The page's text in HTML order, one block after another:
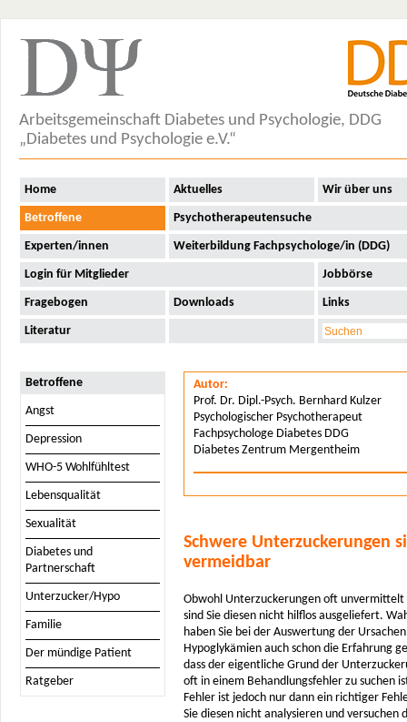
Arbeitsgemeinschaft Diabetes und Psychologie, DDG
„Diabetes und Psychologie e.V.“
Home Aktuelles Wir über uns
Betroffene Psychotherapeutensuche
Experten/innen Weiterbildung Fachpsychologe/in (DDG)
Login für Mitglieder Jobbörse
Fragebogen Downloads Links
Literatur
Betroffene
Angst
Depression
WHO-5 Wohlfühltest
Lebensqualität
Sexualität
Diabetes und
Partnerschaft
Unterzucker/Hypo
Familie
Der mündige Patient
Ratgeber
Autor:
Prof. Dr. Dipl.-Psych. Bernhard Kulzer
Psychologischer Psychotherapeut
Fachpsychologe Diabetes DDG
Diabetes Zentrum Mergentheim
Schwere Unterzuckerungen
vermeidbar
Obwohl Unterzuckerungen oft
sind Sie diesen nicht hilflos ausgeliefert.
haben Sie bei der Auswertung der
Hypoglykämien auch schon die Erfahrung
dass der eigentliche Grund der
oft in einem Behandlungsfehler zu suchen
Fehler ist jedoch nur dann ein richtiger
Sie diesen nicht analysieren und versuchen